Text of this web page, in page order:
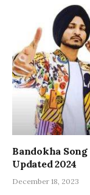
Bandokha
Updated 2024
December 18, 2023